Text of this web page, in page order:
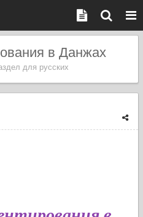
в Данжах
для русских